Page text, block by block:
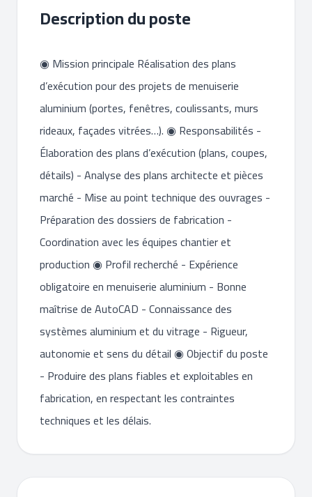
Description du poste
◉ Mission principale Réalisation des plans
d’exécution pour des projets de menuiserie
aluminium (portes, fenêtres, coulissants, murs
rideaux, façades vitrées…). ◉ Responsabilités -
Élaboration des plans d’exécution (plans, coupes,
détails) - Analyse des plans architecte et pièces
marché - Mise au point technique des ouvrages -
Préparation des dossiers de fabrication -
Coordination avec les équipes chantier et
production ◉ Profil recherché - Expérience
obligatoire en menuiserie aluminium - Bonne
maîtrise de AutoCAD - Connaissance des
systèmes aluminium et du vitrage - Rigueur,
autonomie et sens du détail ◉ Objectif du poste
- Produire des plans fiables et exploitables en
fabrication, en respectant les contraintes
techniques et les délais.